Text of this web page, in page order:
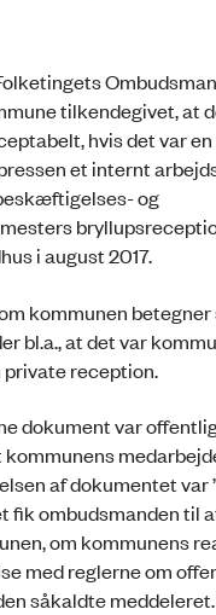
tilkendegivet, at
hvis det var
et internt
og
i august 2017.
kommunen
bl.a., at det var
reception.
dokument var
kommunens
af dokumentet
fik ombudsmanden til
om kommunens
med reglerne om
såkaldte meddeleret.